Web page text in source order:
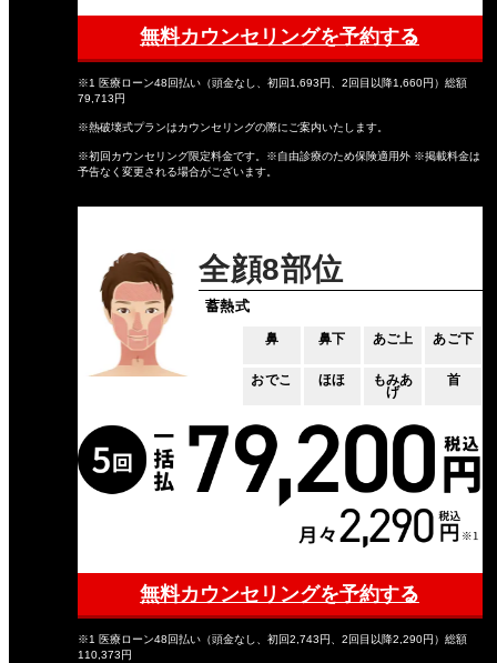
無料カウンセリングを予約する
※1 医療ローン48回払い（頭金なし、初回1,693円、2回目以降1,660円）総額
79,713円
※熱破壊式プランはカウンセリングの際にご案内いたします。
※初回カウンセリング限定料金です。※自由診療のため保険適用外 ※掲載料金は
予告なく変更される場合がございます。
全顔8部位
蓄熱式
鼻 鼻下 あご上 あご下
おでこ ほほ もみあ
げ
首
無料カウンセリングを予約する
※1 医療ローン48回払い（頭金なし、初回2,743円、2回目以降2,290円）総額
110,373円